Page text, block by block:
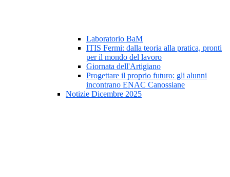
Laboratorio BaM
ITIS Fermi: dalla teoria alla pratica, pronti
per il mondo del lavoro
Giornata dell'Artigiano
Progettare il proprio futuro: gli alunni
incontrano ENAC Canossiane
Notizie Dicembre 2025